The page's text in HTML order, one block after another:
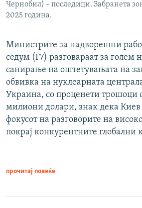
Чернобил) – последици. Забранета
2025 година.
Министрите за надворешни
седум (Г7) разговараат за голем
санирање на оштетувањата на
обвивка на нуклеарната
Украина, со проценети трошоци
милиони долари, знак дека Киев
фокусот на разговорите на
покрај конкурентните глобални
прочитај повеќе